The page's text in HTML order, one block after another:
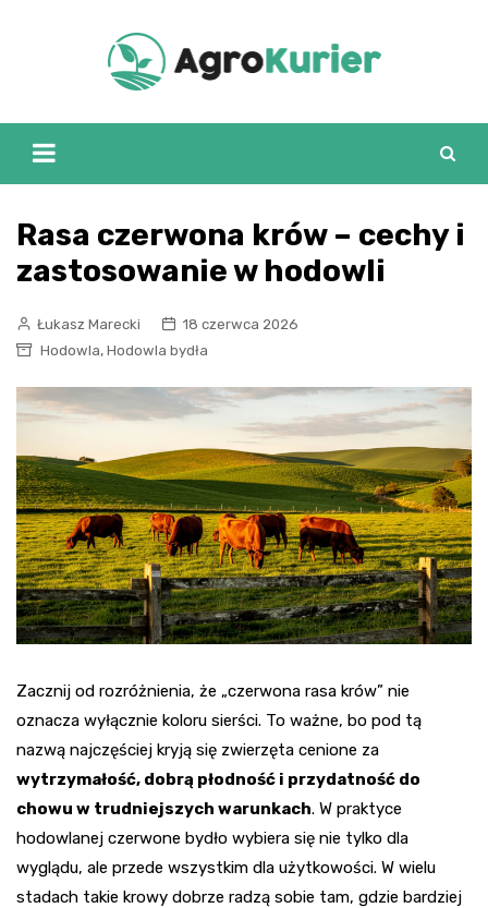
Rasa czerwona krów – cechy i
zastosowanie w hodowli
Łukasz Marecki
18 czerwca 2026
Hodowla, Hodowla bydła
Zacznij od rozróżnienia, że „czerwona rasa krów” nie
oznacza wyłącznie koloru sierści. To ważne, bo pod tą
nazwą najczęściej kryją się zwierzęta cenione za
wytrzymałość, dobrą płodność i przydatność do
chowu w trudniejszych warunkach. W praktyce
hodowlanej czerwone bydło wybiera się nie tylko dla
wyglądu, ale przede wszystkim dla użytkowości. W wielu
stadach takie krowy dobrze radzą sobie tam, gdzie bardziej